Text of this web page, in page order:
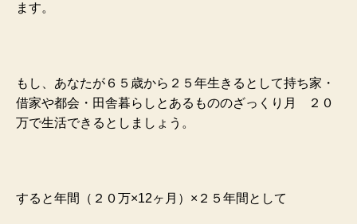
ます。
もし、あなたが６５歳から２５年生きるとして持ち家・
借家や都会・田舎暮らしとあるもののざっくり月
２０
万で生活できるとしましょう。
すると年間（２０万×12ヶ月）×２５年間として